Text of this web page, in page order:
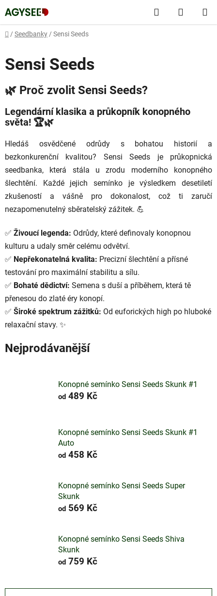
na
obsah
Hledat
KOŠÍK
Domů
/ Seedbanky / Sensi Seeds
Sensi Seeds
🌿 Proč zvolit Sensi Seeds?
Legendární klasika a průkopník konopného
světa! 🏆🌿
Hledáš osvědčené odrůdy s bohatou historií a
bezkonkurenční kvalitou? Sensi Seeds je průkopnická
seedbanka, která stála u zrodu moderního konopného
šlechtění. Každé jejich semínko je výsledkem desetiletí
zkušeností a vášně pro dokonalost, což ti zaručí
nezapomenutelný sběratelský zážitek. 💪
✅ Živoucí legenda: Odrůdy, které definovaly konopnou
kulturu a udaly směr celému odvětví.
✅ Nepřekonatelná kvalita: Precizní šlechtění a přísné
testování pro maximální stabilitu a sílu.
✅ Bohaté dědictví: Semena s duší a příběhem, která tě
přenesou do zlaté éry konopí.
✅ Široké spektrum zážitků: Od euforických high po hluboké
relaxační stavy. ✨
Nejprodávanější
Konopné semínko Sensi Seeds Skunk #1
od 489 Kč
Konopné semínko Sensi Seeds Skunk #1
Auto
od 458 Kč
Konopné semínko Sensi Seeds Super
Skunk
od 569 Kč
Konopné semínko Sensi Seeds Shiva
Skunk
od 759 Kč